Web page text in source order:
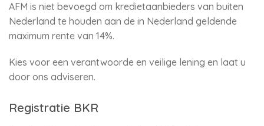
AFM is niet bevoegd om kredietaanbieders van buiten
Nederland te houden aan de in Nederland geldende
maximum rente van 14%.
Kies voor een verantwoorde en veilige lening en laat u
door ons adviseren.
Registratie BKR